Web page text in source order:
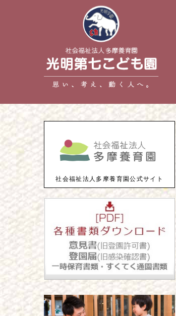
社会福祉法人多摩養育園公式サイト